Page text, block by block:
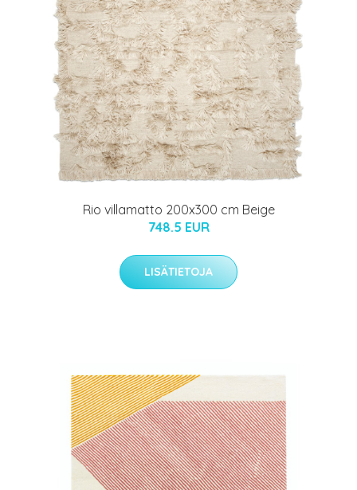
Rio villamatto 200x300 cm Beige
748.5 EUR
LISÄTIETOJA